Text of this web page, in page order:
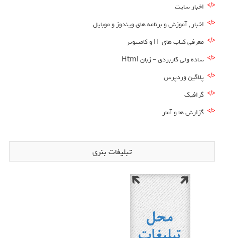
اخبار سایت
اخبار , آموزش و برنامه های ویندوز و موبایل
معرفی کتاب های IT و کامپیوتر
ساده ولی کاربردی – زبان Html
پلاگین وردپرس
گرافیک
گزارش ها و آمار
تبلیغات بنری